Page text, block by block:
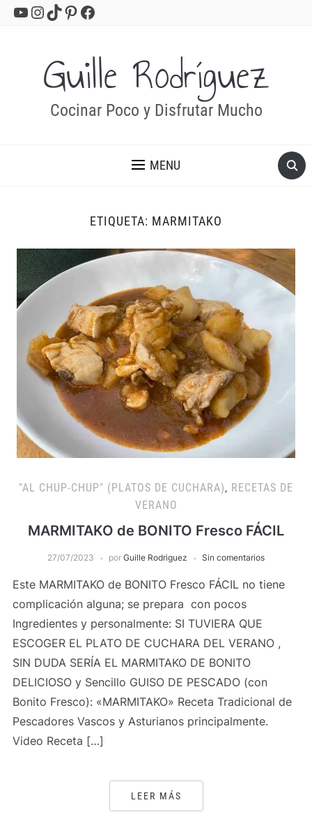
YouTube
Instagram
TikTok
Pinterest
Facebook
Guille Rodríguez
Cocinar Poco y Disfrutar Mucho
MENU
ETIQUETA: MARMITAKO
"AL CHUP-CHUP" (PLATOS DE CUCHARA), RECETAS DE
VERANO
MARMITAKO de BONITO Fresco FÁCIL
27/07/2023 por Guille Rodriguez Sin comentarios
Este MARMITAKO de BONITO Fresco FÁCIL no tiene
complicación alguna; se prepara con pocos
Ingredientes y personalmente: SI TUVIERA QUE
ESCOGER EL PLATO DE CUCHARA DEL VERANO ,
SIN DUDA SERÍA EL MARMITAKO DE BONITO
DELICIOSO y Sencillo GUISO DE PESCADO (con
Bonito Fresco): «MARMITAKO» Receta Tradicional de
Pescadores Vascos y Asturianos principalmente.
Video Receta […]
LEER MÁS